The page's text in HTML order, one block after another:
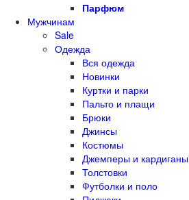
Парфюм
Мужчинам
Sale
Одежда
Вся одежда
Новинки
Куртки и парки
Пальто и плащи
Брюки
Джинсы
Костюмы
Джемперы и кардиганы
Толстовки
Футболки и поло